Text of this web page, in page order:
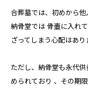
合葬墓では、初めから
納骨堂では 骨壷に入れ
ざってしまう心配はあり
ただし、納骨堂も永代
められており 、その期